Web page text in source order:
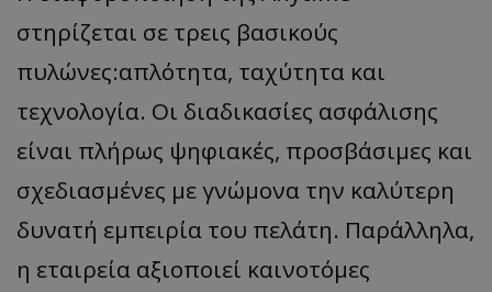
στηρίζεται σε τρεις βασικούς
πυλώνες:απλότητα, ταχύτητα και
τεχνολογία. Οι διαδικασίες ασφάλισης
είναι πλήρως ψηφιακές, προσβάσιμες και
σχεδιασμένες με γνώμονα την καλύτερη
δυνατή εμπειρία του πελάτη. Παράλληλα,
η εταιρεία αξιοποιεί καινοτόμες